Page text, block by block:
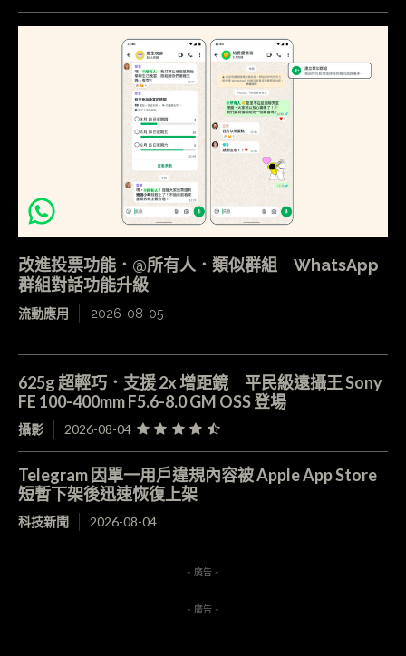
改進投票功能．@所有人．類似群組 WhatsApp
群組對話功能升級
流動應用 2026-08-05
625g 超輕巧．支援 2x 增距鏡 平民級遠攝王 Sony
FE 100-400mm F5.6-8.0 GM OSS 登場
攝影 2026-08-04
Telegram 因單一用戶違規內容被 Apple App Store
短暫下架後迅速恢復上架
科技新聞 2026-08-04
- 廣告 -
- 廣告 -